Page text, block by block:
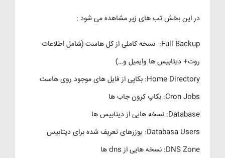
در این بخش تب های زیر مشاهده می شود :
Full Backup: نسخه کاملی از کل هاست (شامل اطلاعات
روت+ دیتابیس ها وایمیل و…)
Home Directory: بکاپی از فایل های موجود روی هاست
Cron Jobs: بکاپ کرون جاب ها
Database: نسخه هایی از دیتابیس ها
Databasa Users: یوزرهای تعریف شده برای دیتابیس
DNS Zone: نسخه هایی از dns ها